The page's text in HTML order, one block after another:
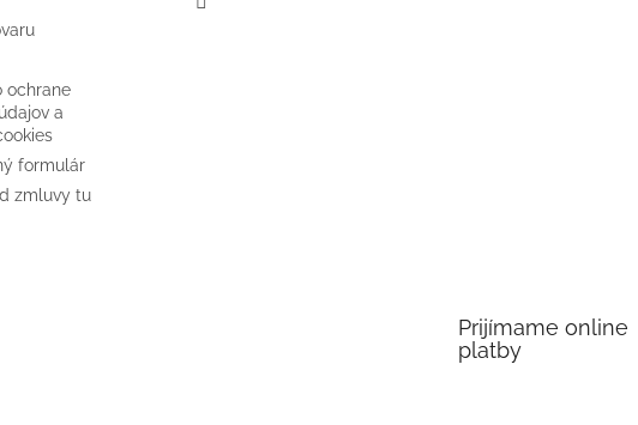
ochrane
a
formulár
zmluvy tu
Prijímame online
platby